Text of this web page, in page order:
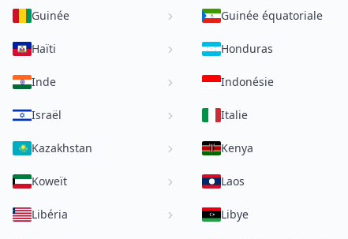
Guinée Guinée équatoriale
Haïti Honduras
Inde Indonésie
Israël Italie
Kazakhstan Kenya
Koweït Laos
Libéria Libye